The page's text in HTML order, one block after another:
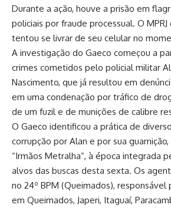
Durante a ação, houve a prisão em
policiais por fraude processual. O
tentou se livrar de seu celular no
A investigação do Gaeco começou a
crimes cometidos pelo policial militar
Nascimento, que já resultou em
em uma condenação por tráfico de
de um fuzil e de munições de calibre
O Gaeco identificou a prática de
corrupção por Alan e por sua
“Irmãos Metralha”, à época integrada
alvos das buscas desta sexta. Os
no 24º BPM (Queimados),
em Queimados, Japeri, Itaguaí,